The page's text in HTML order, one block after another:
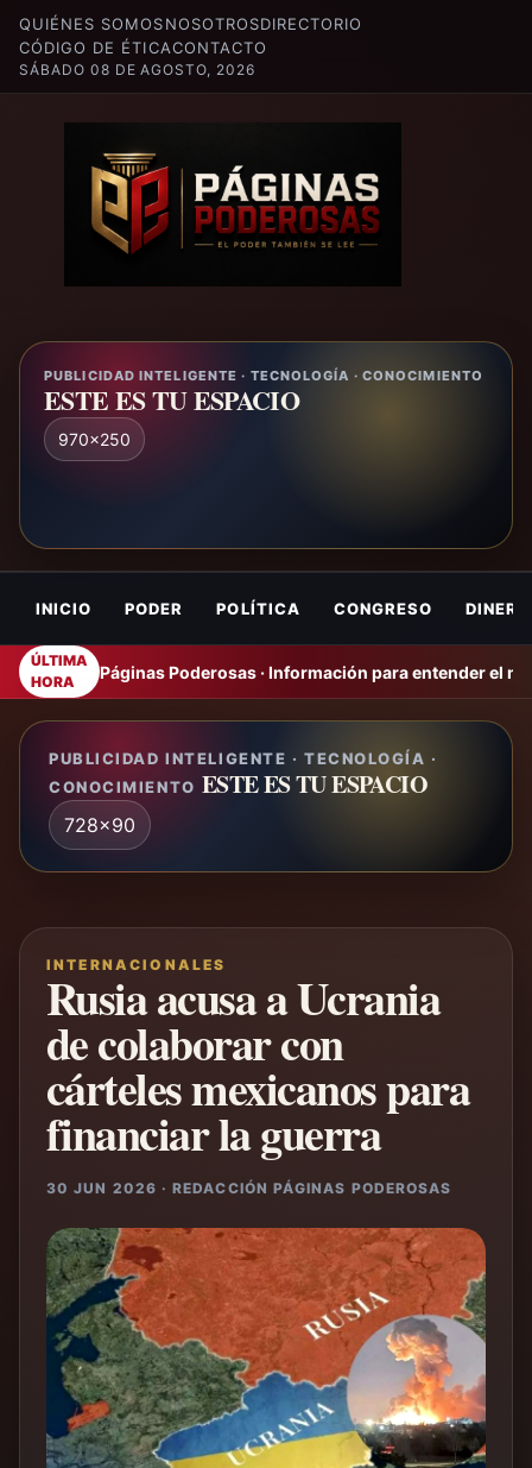
QUIÉNES SOMOSNOSOTROSDIRECTORIO
CÓDIGO DE ÉTICACONTACTO
SÁBADO 08 DE AGOSTO, 2026
PUBLICIDAD INTELIGENTE · TECNOLOGÍA · CONOCIMIENTO
ESTE ES TU ESPACIO
970x250
INICIO PODER POLÍTICA CONGRESO DINERO
ÚLTIMA
HORA
Páginas Poderosas · Información para entender el
PUBLICIDAD INTELIGENTE · TECNOLOGÍA ·
CONOCIMIENTO ESTE ES TU ESPACIO
728x90
INTERNACIONALES
Rusia acusa a Ucrania
de colaborar con
cárteles mexicanos para
financiar la guerra
30 JUN 2026 · REDACCIÓN PÁGINAS PODEROSAS